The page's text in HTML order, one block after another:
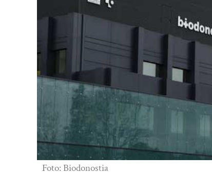
Foto: Biodonostia